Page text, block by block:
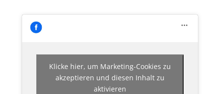
Klicke hier, um Marketing-Cookies zu
akzeptieren und diesen Inhalt zu
aktivieren